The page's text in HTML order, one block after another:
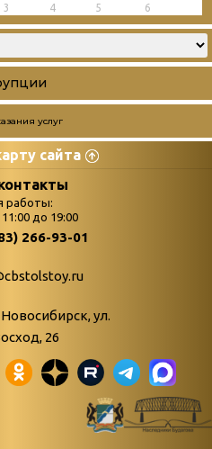
3 4 5 6
услуг
сайта
точь-в-
поступлений
Война. Народ.
живые»
«Мне всё
снятся
работы:
11:00 до 19:00
266-93-01
Новосибирск, ул.
26